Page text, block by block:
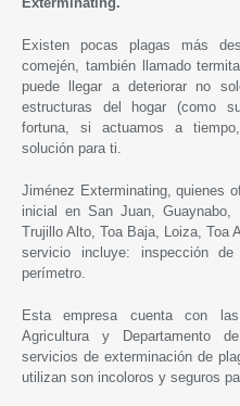
Existen pocas plagas más
comején, también llamado
puede llegar a deteriorar no
estructuras del hogar (como
fortuna, si actuamos a
solución para ti
Jiménez Exterminating, quienes
inicial en San Juan, Guaynabo,
Trujillo Alto, Toa Baja, Loiza, Toa
servicio incluye: inspección
perímetro.
Esta empresa cuenta con
Agricultura y Departamento
servicios de exterminación de
utilizan son incoloros y seguros